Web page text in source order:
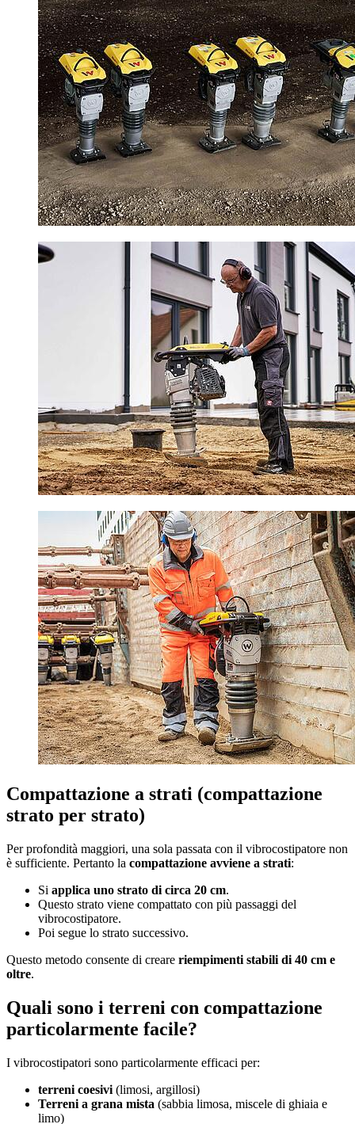
Compattazione a strati (compattazione
strato per strato)
Per profondità maggiori, una sola passata con il vibrocostipatore non
è sufficiente. Pertanto la compattazione avviene a strati:
Si applica uno strato di circa 20 cm.
Questo strato viene compattato con più passaggi del
vibrocostipatore.
Poi segue lo strato successivo.
Questo metodo consente di creare riempimenti stabili di 40 cm e
oltre.
Quali sono i terreni con compattazione
particolarmente facile?
I vibrocostipatori sono particolarmente efficaci per:
terreni coesivi (limosi, argillosi)
Terreni a grana mista (sabbia limosa, miscele di ghiaia e
limo)